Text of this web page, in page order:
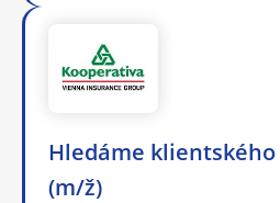
Hledáme
(m/ž)